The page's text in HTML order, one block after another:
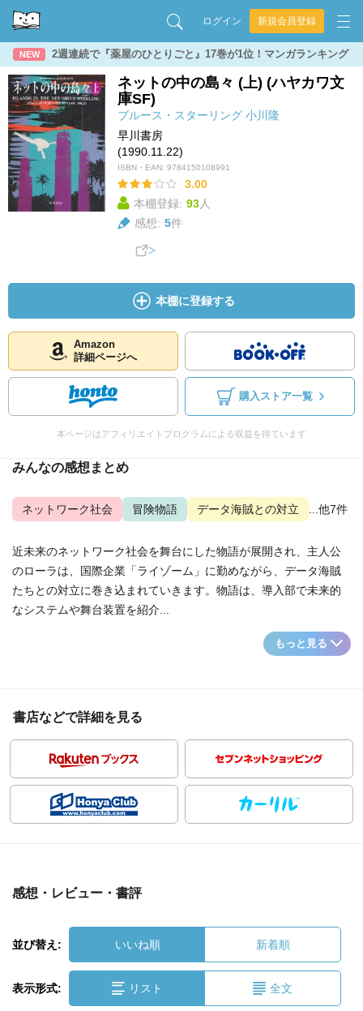
ログイン 新規会員登録
NEW 2週連続で『薬屋のひとりごと』17巻が1位！マンガランキング
ネットの中の島々 (上) (ハヤカワ文
庫SF)
ブルース・スターリング 小川隆
早川書房
(1990.11.22)
ISBN・EAN: 9784150108991
3.00
本棚登録: 93人
感想: 5件
本棚に登録する
Amazon
詳細ページへ
購入ストア一覧
本ページはアフィリエイトプログラムによる収益を得ています
みんなの感想まとめ
ネットワーク社会 冒険物語 データ海賊との対立 ...他7件
近未来のネットワーク社会を舞台にした物語が展開され、主人公
のローラは、国際企業「ライゾーム」に勤めながら、データ海賊
たちとの対立に巻き込まれていきます。物語は、導入部で未来的
なシステムや舞台装置を紹介...
もっと見る
書店などで詳細を見る
感想・レビュー・書評
並び替え: いいね順 新着順
表示形式: リスト 全文